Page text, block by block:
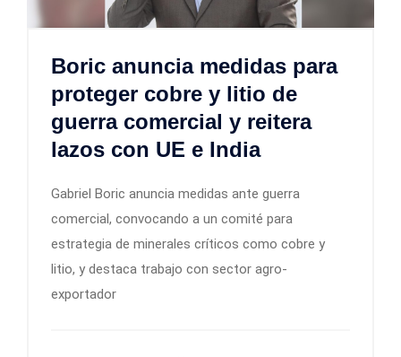
Boric anuncia medidas para
proteger cobre y litio de
guerra comercial y reitera
lazos con UE e India
Gabriel Boric anuncia medidas ante guerra
comercial, convocando a un comité para
estrategia de minerales críticos como cobre y
litio, y destaca trabajo con sector agro-
exportador